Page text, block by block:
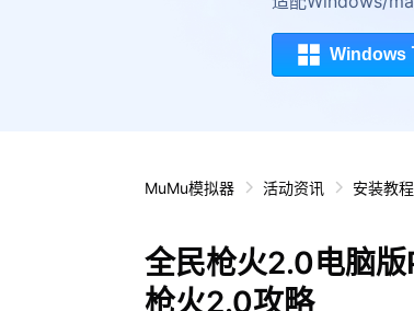
Windows
MuMu模拟器 活动资讯 安装教程
全民枪火2.0电脑
枪火2.0攻略